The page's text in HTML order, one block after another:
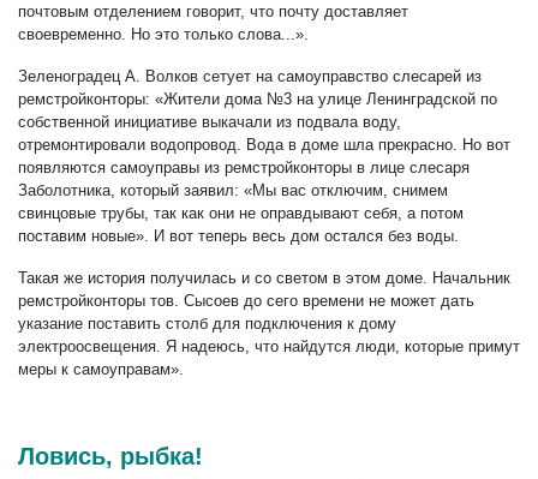
почтовым отделением говорит, что почту доставляет
своевременно. Но это только слова...».
Зеленоградец А. Волков сетует на самоуправство слесарей из
ремстройконторы: «Жители дома №3 на улице Ленинградской по
собственной инициативе выкачали из подвала воду,
отремонтировали водопровод. Вода в доме шла прекрасно. Но вот
появляются самоуправы из ремстройконторы в лице слесаря
Заболотника, который заявил: «Мы вас отключим, снимем
свинцовые трубы, так как они не оправдывают себя, а потом
поставим новые». И вот теперь весь дом остался без воды.
Такая же история получилась и со светом в этом доме. Начальник
ремстройконторы тов. Сысоев до сего времени не может дать
указание поставить столб для подключения к дому
электроосвещения. Я надеюсь, что найдутся люди, которые примут
меры к самоуправам».
Ловись, рыбка!